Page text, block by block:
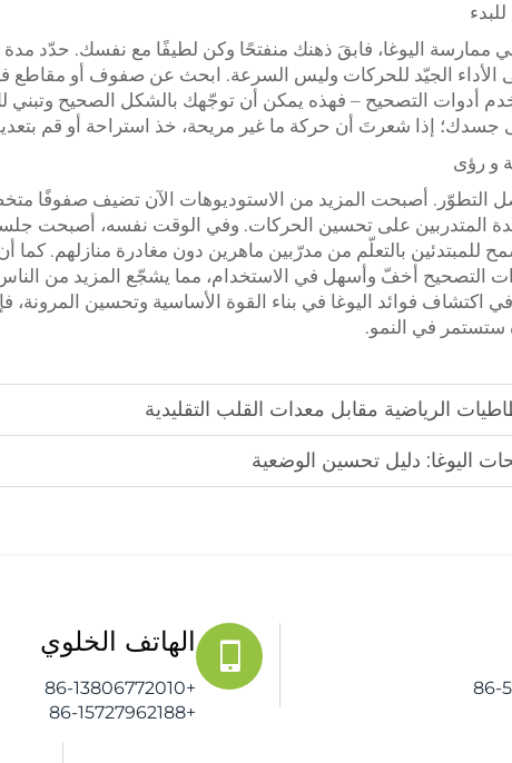
الأداء الجيّد للحركات وليس السرعة. ابحث عن صفوف أو مقاطع
أدوات التصحيح – فهذه يمكن أن توجّهك بالشكل الصحيح وتبني
جسدك؛ إذا شعرتَ أن حركة ما غير مريحة، خذ استراحة أو قم
و رؤى
التطوّر. أصبحت المزيد من الاستوديوهات الآن تضيف صفوفًا
المتدربين على تحسين الحركات. وفي الوقت نفسه، أصبحت
للمبتدئين بالتعلّم من مدرّبين ماهرين دون مغادرة منازلهم. كما
التصحيح أخفّ وأسهل في الاستخدام، مما يشجّع المزيد من
اكتشاف فوائد اليوغا في بناء القوة الأساسية وتحسين المرونة،
ستستمر في النمو.
الرياضية مقابل معدات القلب التقليدية
اليوغا: دليل تحسين الوضعية
الهاتف الخلوي
+86-13806772010
+86-15727962188